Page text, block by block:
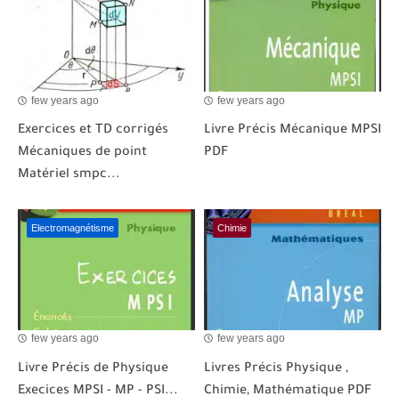
few years ago
Exercices et TD corrigés
Mécaniques de point
Matériel smpc...
few years ago
Livre Précis Mécanique MPSI
PDF
Electromagnétisme
few years ago
Livre Précis de Physique
Execices MPSI - MP - PSI...
Chimie
few years ago
Livres Précis Physique ,
Chimie, Mathématique PDF